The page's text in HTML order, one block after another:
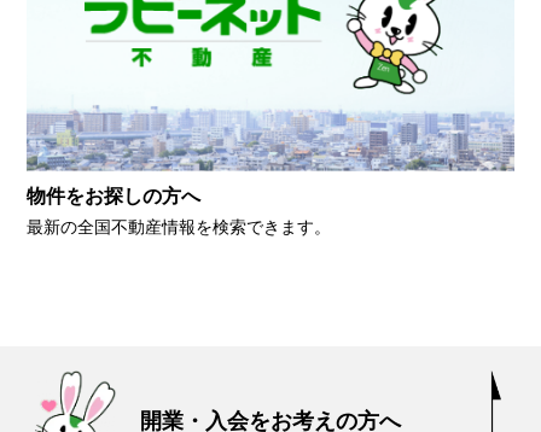
物件をお探しの方へ
最新の全国不動産情報を検索できます。
開業・入会をお考えの方へ